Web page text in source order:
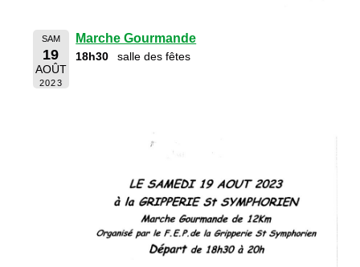
SAM
19
AOÛT
2023
Marche Gourmande
18h30 salle des fêtes